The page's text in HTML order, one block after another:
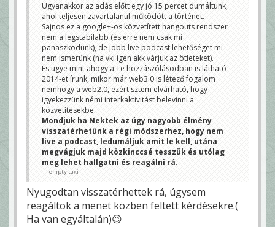
Ugyanakkor az adás előtt egy jó 15 percet dumáltunk,
ahol teljesen zavartalanul működött a történet.
Sajnos ez a google+-os közvetített hangouts rendszer
nem a legstabilabb (és erre nem csak mi
panaszkodunk), de jobb live podcast lehetőséget mi
nem ismerünk (ha vki igen akk várjuk az ötleteket).
És ugye mint ahogy a Te hozzászólásodban is látható
2014-et írunk, mikor már web3.0 is létező fogalom
nemhogy a web2.0, ezért sztem elvárható, hogy
igyekezzünk némi interkaktivitást belevinni a
közvetítésekbe.
Mondjuk ha Nektek az úgy nagyobb élmény
visszatérhetünk a régi módszerhez, hogy nem
live a podcast, ledumáljuk amit le kell, utána
megvágjuk majd közkinccsé tesszük és utólag
meg lehet hallgatni és reagálni rá.
empty taxi
Nyugodtan visszatérhettek rá, úgysem
reagáltok a menet közben feltett kérdésekre.(
Ha van egyáltalán)😉